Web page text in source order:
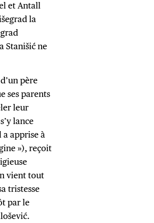
et Antall
la
Stanišić ne
père
ses parents
leur
lance
apprise à
»), reçoit
vient tout
tristesse
par le